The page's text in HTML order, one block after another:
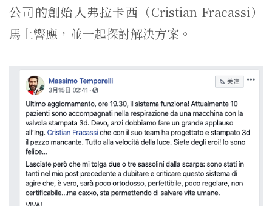
公司的創始人弗拉卡西（Cristian Fracassi）
馬上響應，並一起探討解決方案。